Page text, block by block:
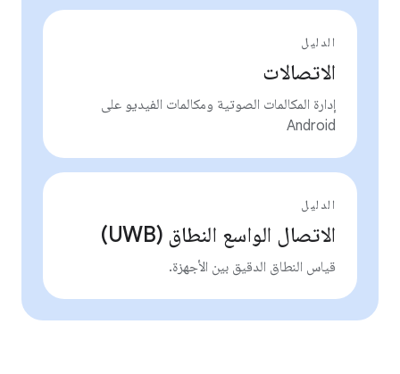
الدليل
الاتصالات
إدارة المكالمات الصوتية ومكالمات الفيديو على
Android
الدليل
الاتصال الواسع النطاق (UWB)
قياس النطاق الدقيق بين الأجهزة.